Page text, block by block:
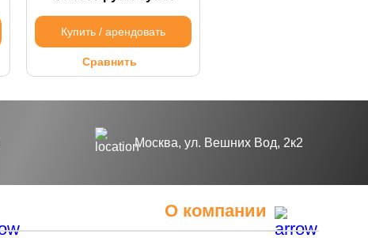
Купить / арендовать
Сравнить
Москва, ул. Вешних Вод, 2к2
О компании